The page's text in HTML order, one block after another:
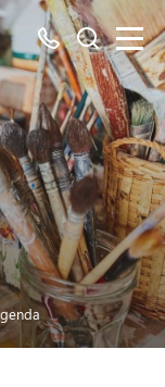
Tous
les
numéros
ici
Je